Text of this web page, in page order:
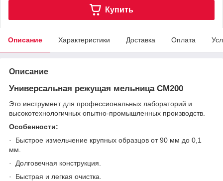
Купить
Описание Характеристики Доставка Оплата
Описание
Универсальная режущая мельница CM200
Это инструмент для профессиональных лабораторий и
высокотехнологичных опытно-промышленных производств.
Особенности:
· Быстрое измельчение крупных образцов от 90 мм до 0,1
мм.
· Долговечная конструкция.
· Быстрая и легкая очистка.